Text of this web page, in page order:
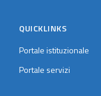
QUICKLINKS
Portale istituzionale
Portale servizi